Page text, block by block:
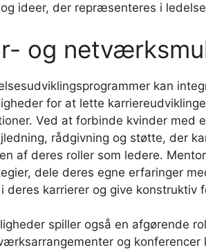
ideer, der repræsenteres i
og
kan
for at lette
Ved at forbinde kvinder med
rådgivning og støtte, der
af deres roller som ledere.
dele deres egne erfaringer
deres karrierer og give
spiller også en afgørende
og